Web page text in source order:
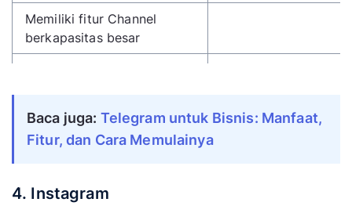
Memiliki fitur Channel
berkapasitas besar
beberapa jenis perangkat
Mampu menampung 30
grup
Baca juga: Telegram untuk Bisnis: Manfaat,
Fitur, dan Cara Memulainya
4. Instagram